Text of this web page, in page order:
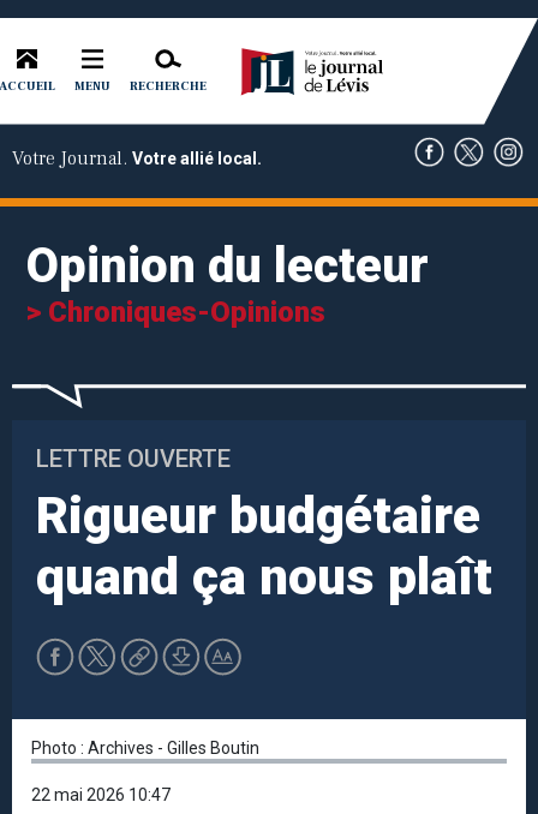
ACCUEIL MENU RECHERCHE
Votre Journal. Votre allié local.
Opinion du lecteur
> Chroniques-Opinions
LETTRE OUVERTE
Rigueur budgétaire
quand ça nous plaît
Photo : Archives - Gilles Boutin
22 mai 2026 10:47